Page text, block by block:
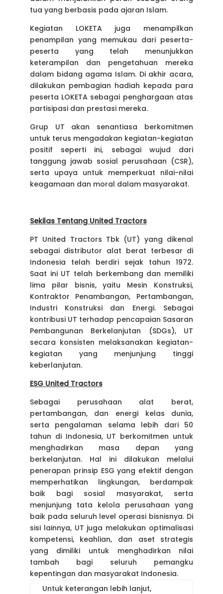
tua yang berbasis pada ajaran Islam.
Kegiatan LOKETA juga menampilkan
penampilan yang memukau dari peserta-
peserta yang telah menunjukkan
keterampilan dan pengetahuan mereka
dalam bidang agama Islam. Di akhir acara,
dilakukan pembagian hadiah kepada para
peserta LOKETA sebagai penghargaan atas
partisipasi dan prestasi mereka.
Grup UT akan senantiasa berkomitmen
untuk terus mengadakan kegiatan-kegiatan
positif seperti ini, sebagai wujud dari
tanggung jawab sosial perusahaan (CSR),
serta upaya untuk memperkuat nilai-nilai
keagamaan dan moral dalam masyarakat.
Sekilas Tentang United Tractors
PT United Tractors Tbk (UT) yang dikenal
sebagai distributor alat berat terbesar di
Indonesia telah berdiri sejak tahun 1972.
Saat ini UT telah berkembang dan memiliki
lima pilar bisnis, yaitu Mesin Konstruksi,
Kontraktor Penambangan, Pertambangan,
Industri Konstruksi dan Energi. Sebagai
kontribusi UT terhadap pencapaian Sasaran
Pembangunan Berkelanjutan (SDGs), UT
secara konsisten melaksanakan kegiatan-
kegiatan yang menjunjung tinggi
keberlanjutan.
ESG United Tractors
Sebagai perusahaan alat berat,
pertambangan, dan energi kelas dunia,
serta pengalaman selama lebih dari 50
tahun di Indonesia, UT berkomitmen untuk
menghadirkan masa depan yang
berkelanjutan. Hal ini dilakukan melalui
penerapan prinsip ESG yang efektif dengan
memperhatikan lingkungan, berdampak
baik bagi sosial masyarakat, serta
menjunjung tata kelola perusahaan yang
baik pada seluruh level operasi bisnisnya. Di
sisi lainnya, UT juga melakukan optimalisasi
kompetensi, keahlian, dan aset strategis
yang dimiliki untuk menghadirkan nilai
tambah bagi seluruh pemangku
kepentingan dan masyarakat Indonesia.
Untuk keterangan lebih lanjut,